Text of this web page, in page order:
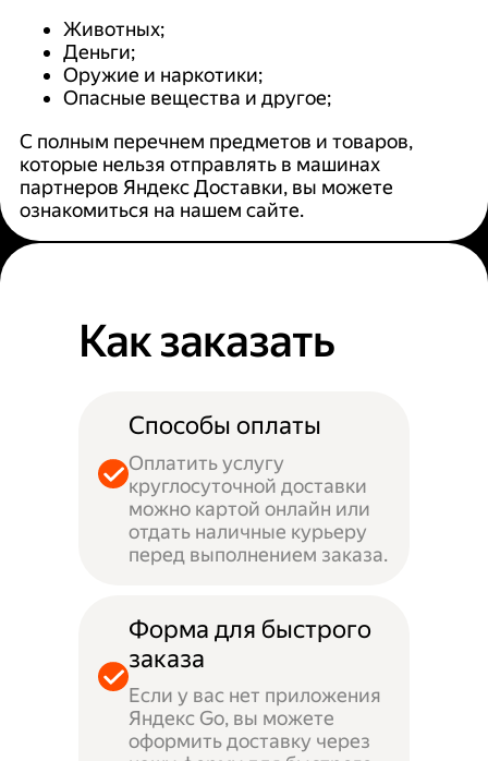
Животных;
Деньги;
Оружие и наркотики;
Опасные вещества и другое;
С полным перечнем предметов и товаров,
которые нельзя отправлять в машинах
партнеров Яндекс Доставки, вы можете
ознакомиться на нашем сайте.
Как заказать
Способы оплаты
Оплатить услугу
круглосуточной доставки
можно картой онлайн или
отдать наличные курьеру
перед выполнением заказа.
Форма для быстрого
заказа
Если у вас нет приложения
Яндекс Go, вы можете
оформить доставку через